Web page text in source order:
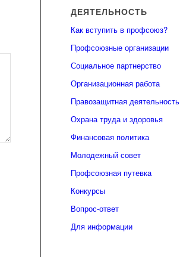
ДЕЯТЕЛЬНОСТЬ
Как вступить в профсоюз?
Профсоюзные организации
Социальное партнерство
Организационная работа
Правозащитная деятельность
Охрана труда и здоровья
Финансовая политика
Молодежный совет
Профсоюзная путевка
Конкурсы
Вопрос-ответ
Для информации